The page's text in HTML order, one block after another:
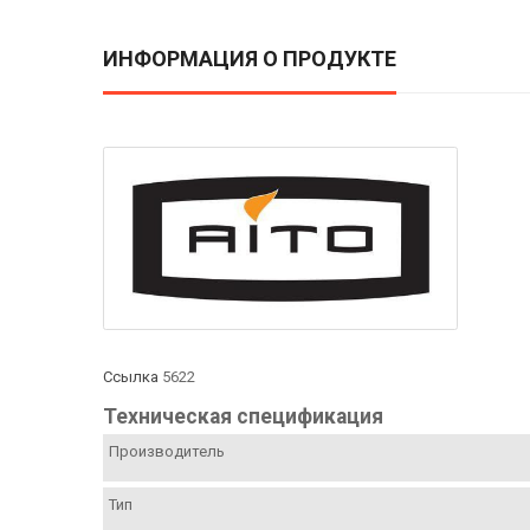
ИНФОРМАЦИЯ О ПРОДУКТЕ
Ссылка 5622
Техническая спецификация
Производитель
Тип